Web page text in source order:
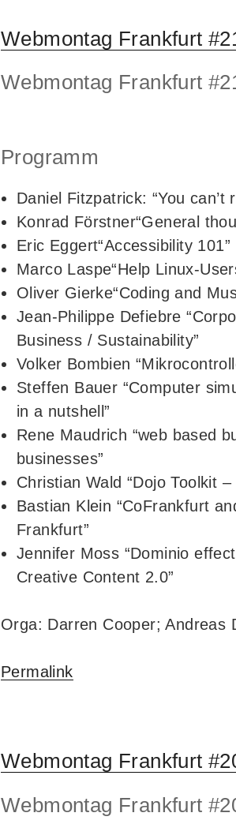
Webmontag Frankfurt
Webmontag Frankfurt
Programm
Daniel Fitzpatrick: “You can’t
Konrad Förstner“General
Eric Eggert“Accessibility 101”
Marco Laspe“Help Linux-
Oliver Gierke“Coding and
Jean-Philippe Defiebre
Business / Sustainability”
Volker Bombien
Steffen Bauer “Computer
in a nutshell”
Rene Maudrich “web based
businesses”
Christian Wald “Dojo Toolkit
Bastian Klein “CoFrankfurt
Frankfurt”
Jennifer Moss “Dominio
Creative Content 2.0”
Orga: Darren Cooper; Andreas
Permalink
Webmontag Frankfurt
Webmontag Frankfurt